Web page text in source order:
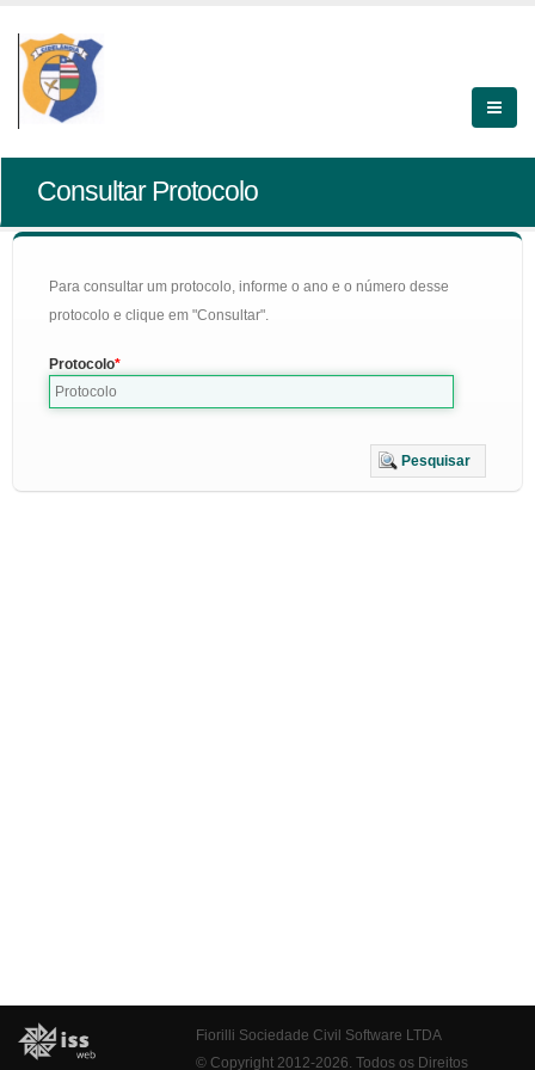
Consultar Protocolo
Para consultar um protocolo, informe o ano e o número desse
protocolo e clique em "Consultar".
Protocolo
Pesquisar
Fiorilli Sociedade Civil Software LTDA
© Copyright 2012-2026. Todos os Direitos